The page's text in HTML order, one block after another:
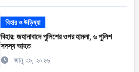
বিহার ও উড়িষ্যা
বিহার: জহানাবাদে পুলিশের ওপর হামলা, ৬ পুলিশ
সদস্য আহত
জানু ২৯, ২০২৬